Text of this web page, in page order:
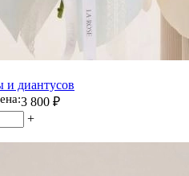
и диантусов
3 800 ₽
+